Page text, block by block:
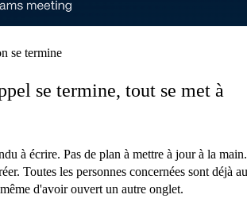
se termine
se termine, tout se met à
à écrire. Pas de plan à mettre à jour à la main.
Toutes les personnes concernées sont déjà au
d'avoir ouvert un autre onglet.